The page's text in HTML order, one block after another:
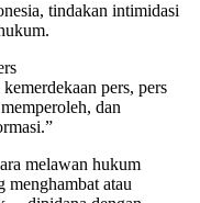
tindakan intimidasi
pers, pers
dan
melawan hukum
menghambat atau